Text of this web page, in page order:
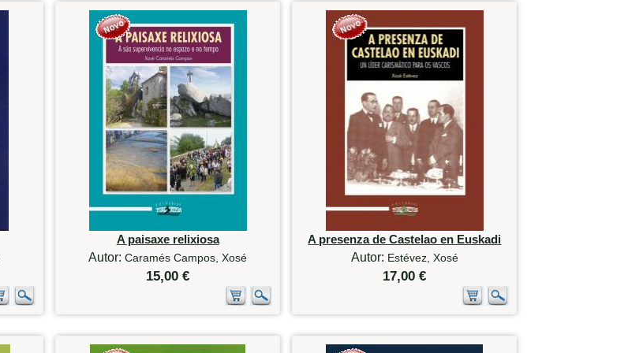
A paisaxe relixiosa
Autor:Caramés Campos, Xosé
15,00 €
A presenza de Castelao en Euskadi
Autor: Estévez, Xosé
17,00 €